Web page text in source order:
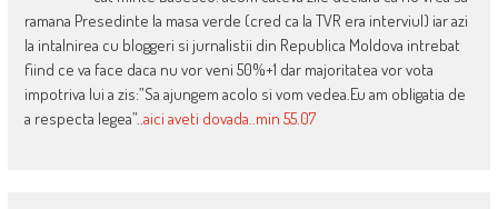
ramana Presedinte la masa verde (cred ca la TVR era interviul) iar azi
la intalnirea cu bloggeri si jurnalistii din Republica Moldova intrebat
fiind ce va face daca nu vor veni 50%+1 dar majoritatea vor vota
impotriva lui a zis:”Sa ajungem acolo si vom vedea.Eu am obligatia de
a respecta legea”..aici aveti dovada..min 55.07